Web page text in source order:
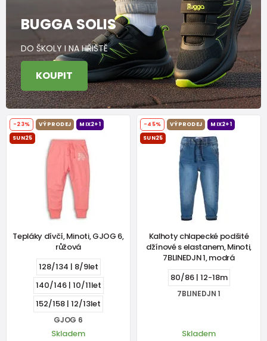
BUGGA SOLIS
DO ŠKOLY I NA HŘIŠTĚ
KOUPIT
-23% VÝPRODEJ
MIX2+1
SUN25
Tepláky dívčí, Minoti, GJOG 6,
růžová
128/134 | 8/9let
140/146 | 10/11let
152/158 | 12/13let
GJOG 6
Skladem
-45% VÝPRODEJ
MIX2+1
SUN25
Kalhoty chlapecké podšité
džínové s elastanem, Minoti,
7BLINEDJN 1, modrá
80/86 | 12-18m
7BLINEDJN 1
Skladem